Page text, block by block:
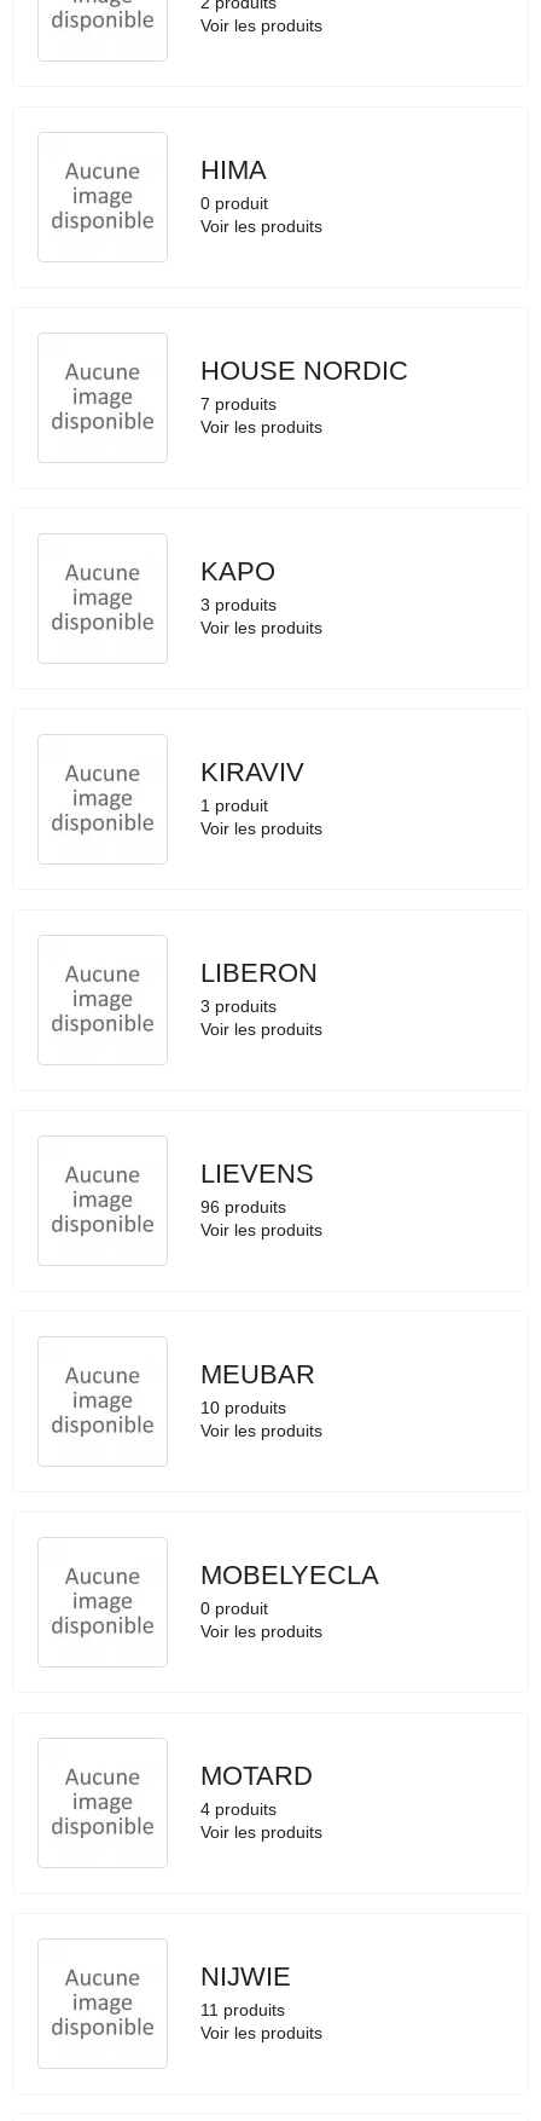
Voir les produits
HIMA
0 produit
Voir les produits
HOUSE NORDIC
7 produits
Voir les produits
KAPO
3 produits
Voir les produits
KIRAVIV
1 produit
Voir les produits
LIBERON
3 produits
Voir les produits
LIEVENS
96 produits
Voir les produits
MEUBAR
10 produits
Voir les produits
MOBELYECLA
0 produit
Voir les produits
MOTARD
4 produits
Voir les produits
NIJWIE
11 produits
Voir les produits